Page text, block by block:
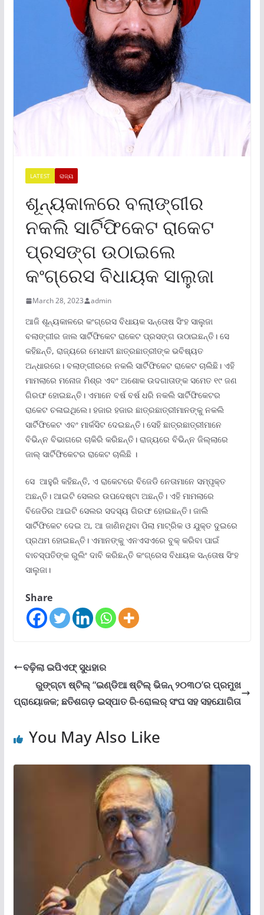
LATEST ରାଜ୍ୟ
ଶୂନ୍ୟକାଳରେ ବଲାଙ୍ଗୀର
ନକଲି ସାର୍ଟିଫିକେଟ ରାକେଟ
ପ୍ରସଙ୍ଗ ଉଠାଇଲେ
କଂଗ୍ରେସ ବିଧାୟକ ସାଲୁଜା
March 28, 2023 admin
ଆଜି ଶୂନ୍ୟକାଳରେ କଂଗ୍ରେସ ବିଧାୟକ ସନ୍ତୋଷ ସିଂହ ସାଲୁଜା
ବଲାଙ୍ଗୀର ଜାଲ ସାର୍ଟିଫିକେଟ ରାକେଟ ପ୍ରସଙ୍ଗ ଉଠାଇଛନ୍ତି। ସେ
କହିଛନ୍ତି, ରାଜ୍ୟରେ ମେଧାବୀ ଛାତ୍ରଛାତ୍ରୀଙ୍କ ଭବିଷ୍ୟତ
ଅନ୍ଧାରରେ। ବଲାଙ୍ଗୀରରେ ନକଲି ସାର୍ଟିଫିକେଟ ରାକେଟ ଚାଲିଛି। ଏହି
ମାମଲାରେ ମନୋଜ ମିଶ୍ର ଏବଂ ଅଶୋକ ଉଦଗାତାଙ୍କ ସମେତ ୧୯ ଜଣ
ଗିରଫ ହୋଇଛନ୍ତି। ଏମାନେ ବର୍ଷ ବର୍ଷ ଧରି ନକଲି ସାର୍ଟିଫିକେଟର
ରାକେଟ ଚଳାଇଥିଲେ। ହଜାର ହଜାର ଛାତ୍ରଛାତ୍ରୀମାନଙ୍କୁ ନକଲି
ସାର୍ଟିଫିକେଟ ଏବଂ ମାର୍କସିଟ ଦେଇଛନ୍ତି। ସେହି ଛାତ୍ରଛାତ୍ରୀମାନେ
ବିଭିନ୍ନ ବିଭାଗରେ ଚାକିରି କରିଛନ୍ତି। ରାଜ୍ୟରେ ବିଭିନ୍ନ ଜିଲ୍ଲାରେ
ଜାଲ୍ ସାର୍ଟିଫିକେଟର ରାକେଟ ଚାଲିଛି ।
ସେ ଆହୁରି କହିଛନ୍ତି, ଏ ରାକେଟରେ ବିଜେଡି ନେତାମାନେ ସମ୍ପୃକ୍ତ
ଅଛନ୍ତି। ଆଇଟି ସେଲର ଉପଦେଷ୍ଟା ଅଛନ୍ତି। ଏହି ମାମଲାରେ
ବିଜେଡିର ଆଇଟି ସେଲର ସଦସ୍ୟ ଗିରଫ ହୋଇଛନ୍ତି। ଜାଲି
ସାର୍ଟିଫିକେଟ ଦେଇ ଅ, ଆ ଜାଣିନଥିବା ପିଲା ମାଟ୍ରିକ ଓ ଯୁକ୍ତ ଦୁଇରେ
ପ୍ରଥମ ହୋଇଛନ୍ତି। ଏମାନଙ୍କୁ ଏନଏସଏରେ ବୁକ୍ କରିବା ପାଇଁ
ବାଚସ୍ପତିଙ୍କ ରୁଲିଂ ଦାବି କରିଛନ୍ତି କଂଗ୍ରେସ ବିଧାୟକ ସନ୍ତୋଷ ସିଂହ
ସାଲୁଜା।
Share
ବଢ଼ିଲା ଇପିଏଫ୍ ସୁଧହାର
ରୁଙ୍ଗ୍‌ଟା ଷ୍ଟିଲ୍ “ଇଣ୍ଡିଆ ଷ୍ଟିଲ୍ ଭିଜନ୍ ୨୦୩୦’ର ପ୍ରମୁଖ
ପ୍ରାୟୋଜକ; ଛତିଶଗଡ଼ ଇସ୍ପାତ ରି-ରୋଲର୍ ସଂଘ ସହ ସହଯୋଗିତା
You May Also Like